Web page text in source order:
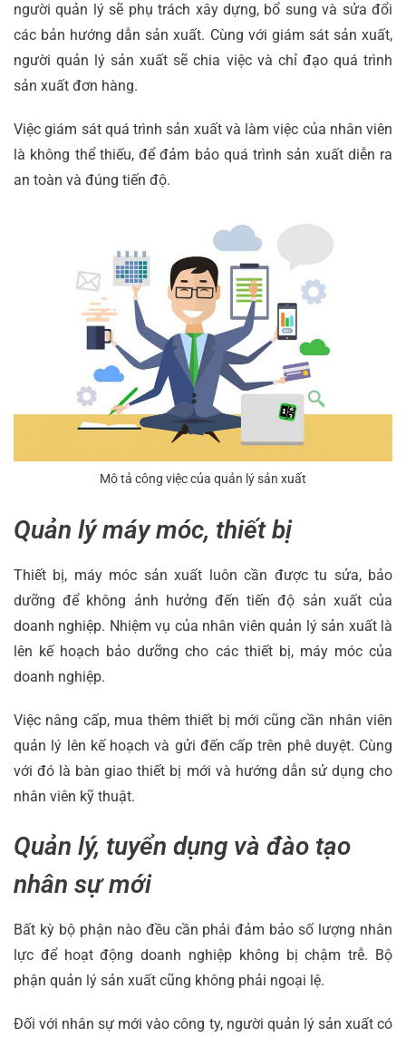
người quản lý sẽ phụ trách xây dựng, bổ sung và sửa đổi
các bản hướng dẫn sản xuất. Cùng với giám sát sản xuất,
người quản lý sản xuất sẽ chia việc và chỉ đạo quá trình
sản xuất đơn hàng.
Việc giám sát quá trình sản xuất và làm việc của nhân viên
là không thể thiếu, để đảm bảo quá trình sản xuất diễn ra
an toàn và đúng tiến độ.
Mô tả công việc của quản lý sản xuất
Quản lý máy móc, thiết bị
Thiết bị, máy móc sản xuất luôn cần được tu sửa, bảo
dưỡng để không ảnh hưởng đến tiến độ sản xuất của
doanh nghiệp. Nhiệm vụ của nhân viên quản lý sản xuất là
lên kế hoạch bảo dưỡng cho các thiết bị, máy móc của
doanh nghiệp.
Việc nâng cấp, mua thêm thiết bị mới cũng cần nhân viên
quản lý lên kế hoạch và gửi đến cấp trên phê duyệt. Cùng
với đó là bàn giao thiết bị mới và hướng dẫn sử dụng cho
nhân viên kỹ thuật.
Quản lý, tuyển dụng và đào tạo
nhân sự mới
Bất kỳ bộ phận nào đều cần phải đảm bảo số lượng nhân
lực để hoạt động doanh nghiệp không bị chậm trễ. Bộ
phận quản lý sản xuất cũng không phải ngoại lệ.
Đối với nhân sự mới vào công ty, người quản lý sản xuất có